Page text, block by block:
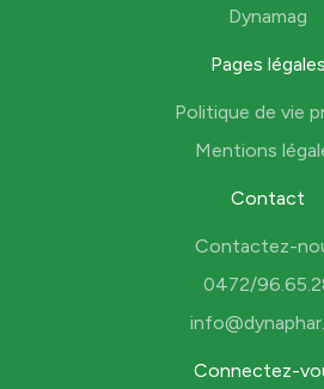
Dynamag
Pages légales
Politique de vie
Mentions
Contact
Contactez-
0472/
Connectez-